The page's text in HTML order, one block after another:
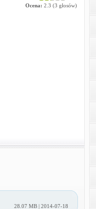
Ocena: 2.3 (3 głosów)
28.07 MB | 2014-07-18